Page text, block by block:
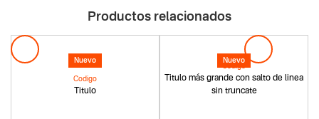
Productos relacionados
Nuevo
Titulo
Codigo
Nuevo
Titulo más grande con salto de linea
sin truncate